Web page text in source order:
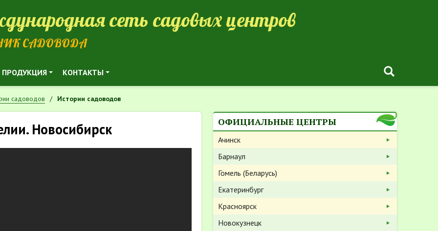
сеть садовых центров
САДОВОДА
ПРОДУКЦИЯ КОНТАКТЫ
садоводов Истории садоводов
Новосибирск ОФИЦИАЛЬНЫЕ ЦЕНТРЫ
Ачинск
Барнаул
Гомель (Беларусь)
Екатеринбург
Красноярск
Новокузнецк